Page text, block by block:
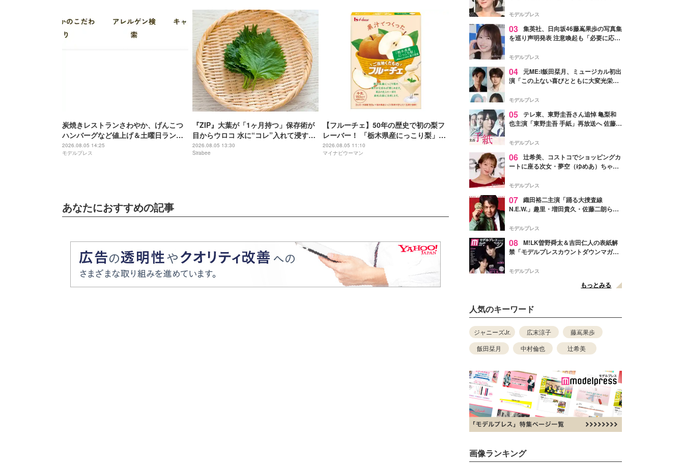
炭焼きレストランさわやか、げんこつ
ハンバーグなど値上げ＆土曜日ランチ
メニュー終了へ「これまでにない厳し
い局面」
2026.08.05 14:25
モデルプレス
『ZIP』大葉が「1ヶ月持つ」保存術が
目からウロコ 水に“コレ”入れて浸すだ
け
2026.08.05 13:30
Sirabee
【フルーチェ】50年の歴史で初の梨フ
レーバー！ 「栃木県産にっこり梨」果
汁を使用した「ご当地くだものフルー
チェ」新発売
2026.08.05 11:10
マイナビウーマン
あなたにおすすめの記事
モデルプレス
03 集英社、日向坂46藤嶌果歩の写真集
を巡り声明発表 注意喚起も「必要に応じ
モデルプレス
04 元ME:I飯田栞月、ミュージカル初出
演「この上ない喜びとともに大変光栄」
ャスト発表
モデルプレス
05 テレ東、東野圭吾さん追悼 亀梨和
也主演「東野圭吾 手紙」再放送へ 佐藤隆
モデルプレス
06 辻希美、コストコでショッピングカ
ートに座る次女・夢空（ゆめあ）ちゃん
ぎ」「成長を感じる」の声
モデルプレス
07 織田裕二主演「踊る大捜査線
N.E.W.」趣里・増田貴久・佐藤二朗ら新
徴する“謎のキーワード”も
モデルプレス
08 M!LK曽野舜太＆吉田仁人の表紙解
禁「モデルプレスカウントダウンマガジ
モデルプレス
もっとみる
人気のキーワード
ジャニーズJr. 広末涼子
藤嶌果歩
飯田栞月
中村倫也 辻希美
画像ランキング